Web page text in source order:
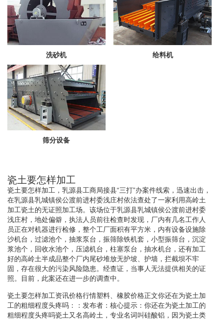
洗砂机 给料机
筛分设备
瓷土要怎样加工
瓷土要怎样加工，乳源县工商局接县“三打”办案件线索，迅速出击，
在乳源县乳城镇侯公渡前进村委浅庄村依法查处了一家利用高岭土
加工瓷土的无证照加工场。该场位于乳源县乳城镇侯公渡前进村委
浅庄村，地处偏僻，执法人员前往检查时发现，厂内有几名工作人
员正在对机器进行检修，整个工厂面积有平方米，内有设备设施除
沙机台，过滤池个，抽浆泵台，振筛除铁机套，小型振筛台，沉淀
浆池个，回收水池个，压滤机台，柱塞泵台，抽水机台，还有加工
好的高岭土半成品整个厂内尾砂堆放无护坡、护墙，拦截坝不牢
固，存在很大的污染风险隐患。经查证，当事人无法提供相关的证
照。目前，此案还在进一步的调查中。
瓷土要怎样加工资讯价格行情塑料、橡胶价格正文你还在为瓷土加
工的粗细程度头疼吗：：发布者：核心提示：你还在为瓷土加工的
粗细程度头疼吗瓷土又名高岭土，专业名词叫硅酸铝，因为瓷土类